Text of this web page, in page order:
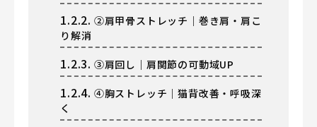
1.2.2. ②肩甲骨ストレッチ｜巻き肩・肩こ
り解消
1.2.3. ③肩回し｜肩関節の可動域UP
1.2.4. ④胸ストレッチ｜猫背改善・呼吸深
く